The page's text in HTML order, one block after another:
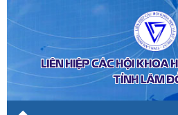
LIÊN HIỆP CÁC HỘI KHOA
TỈNH LÂM